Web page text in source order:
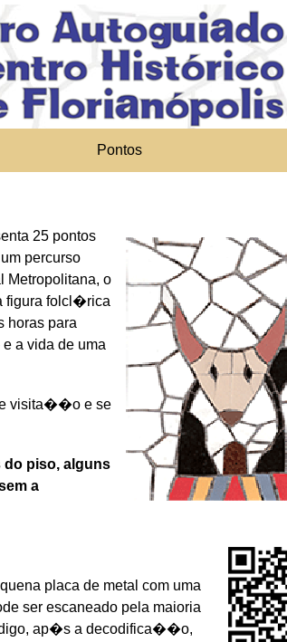
Pontos
25 pontos
percurso
Metropolitana, o
figura folcl�rica
horas para
a vida de uma
visita��o e se
piso, alguns
a
placa de metal com uma
ser escaneado pela maioria
ap�s a decodifica��o,